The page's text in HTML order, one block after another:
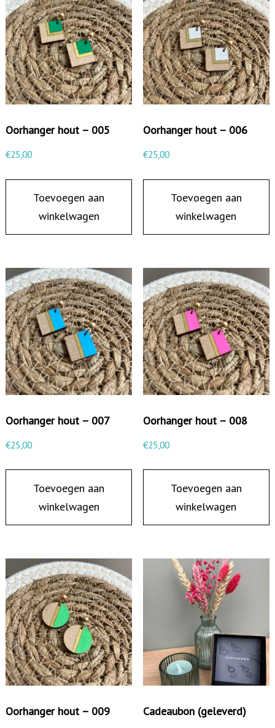
Oorhanger hout – 005
€25,00
Toevoegen aan
winkelwagen
Oorhanger hout – 006
€25,00
Toevoegen aan
winkelwagen
Oorhanger hout – 007
€25,00
Toevoegen aan
winkelwagen
Oorhanger hout – 008
€25,00
Toevoegen aan
winkelwagen
Oorhanger hout – 009 Cadeaubon (geleverd)